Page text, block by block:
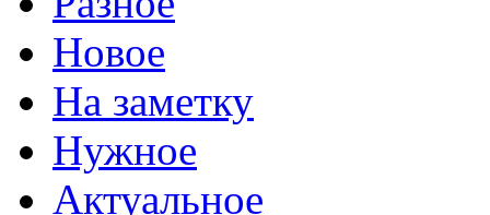
Новое
На заметку
Нужное
Актуальное